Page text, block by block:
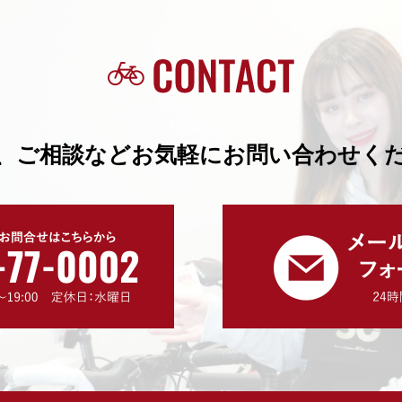
ご相談などお気軽にお問い合わせく